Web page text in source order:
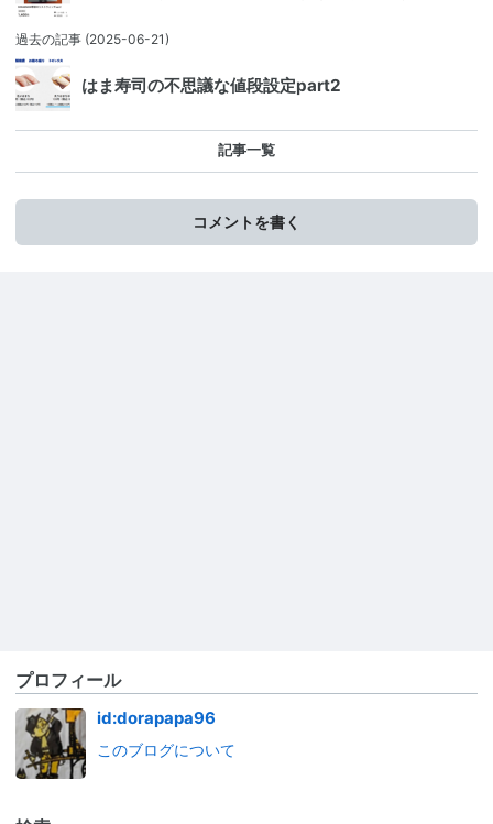
過去の記事 (2025-06-21)
はま寿司の不思議な値段設定part2
記事一覧
コメントを書く
プロフィール
id:dorapapa96
このブログについて